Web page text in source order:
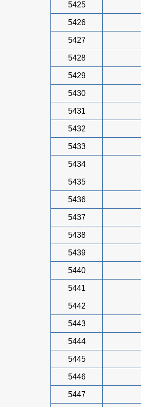
5425
5426
5427
5428
5429
5430
5431
5432
5433
5434
5435
5436
5437
5438
5439
5440
5441
5442
5443
5444
5445
5446
5447